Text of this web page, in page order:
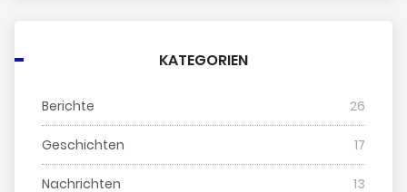
KATEGORIEN
Berichte 26
Geschichten 17
Nachrichten 13